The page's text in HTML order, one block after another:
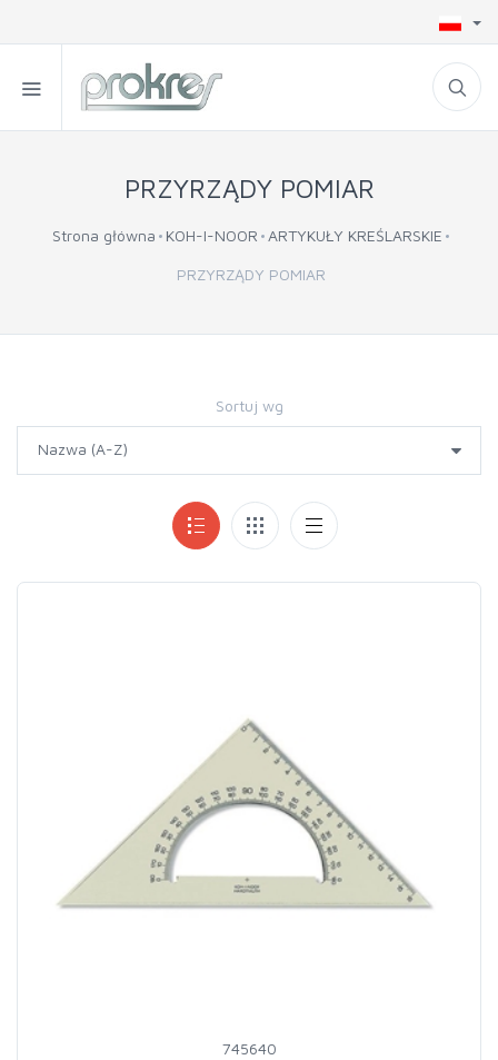
PRZYRZĄDY POMIAR
Strona główna KOH-I-NOOR ARTYKUŁY KREŚLARSKIE
PRZYRZĄDY POMIAR
Sortuj wg
745640